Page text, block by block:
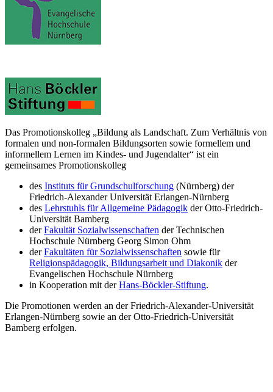
Das Promotionskolleg „Bildung als Landschaft. Zum Verhältnis von
formalen und non-formalen Bildungsorten sowie formellem und
informellem Lernen im Kindes- und Jugendalter“ ist ein
gemeinsames Promotionskolleg
des Instituts für Grundschulforschung (Nürnberg) der
Friedrich-Alexander Universität Erlangen-Nürnberg
des Lehrstuhls für Allgemeine Pädagogik der Otto-Friedrich-
Universität Bamberg
derFakultät Sozialwissenschaften der Technischen
Hochschule Nürnberg Georg Simon Ohm
derFakultäten für Sozialwissenschaften sowie für
Religionspädagogik, Bildungsarbeit und Diakonik der
Evangelischen Hochschule Nürnberg
in Kooperation mit derHans-Böckler-Stiftung.
Die Promotionen werden an der Friedrich-Alexander-Universität
Erlangen-Nürnberg sowie an der Otto-Friedrich-Universität
Bamberg erfolgen.